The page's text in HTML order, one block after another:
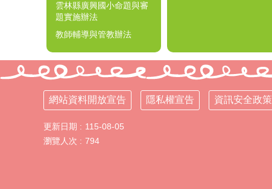
雲林縣廣興國小命題與審
題實施辦法
教師輔導與管教辦法
網站資料開放宣告 隱私權宣告 資訊安全政策
更新日期
115-08-05
瀏覽人次
794